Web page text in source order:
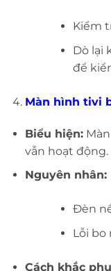
Kiểm
Dò lại
để
Màn hình tivi
Biểu hiện:
vẫn hoạt động.
Nguyên nhân:
Đèn
Lỗi bo
Cách khắc